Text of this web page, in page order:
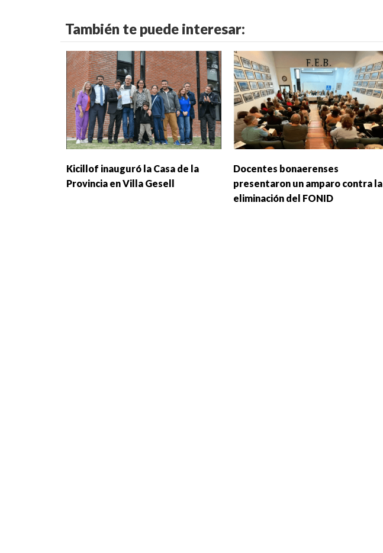
También te puede interesar:
Kicillof inauguró la Casa de la
Provincia en Villa Gesell
Docentes bonaerenses
presentaron un amparo contra la
eliminación del FONID